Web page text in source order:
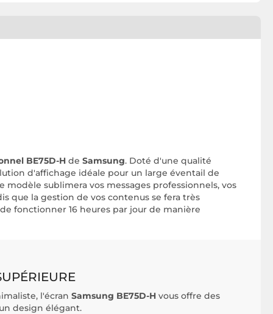
BE75D-H de Samsung. Doté d'une qualité
d'affichage idéale pour un large éventail de
modèle sublimera vos messages professionnels, vos
que la gestion de vos contenus se fera très
fonctionner 16 heures par jour de manière
l'écran Samsung BE75D-H vous offre des
design élégant.